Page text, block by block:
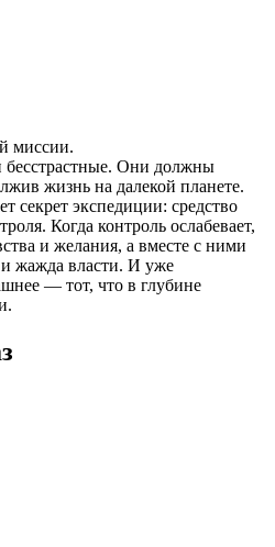
миссии.
бесстрастные. Они должны
жизнь на далекой планете.
секрет экспедиции: средство
Когда контроль ослабевает,
и желания, а вместе с ними
жажда власти. И уже
— тот, что в глубине